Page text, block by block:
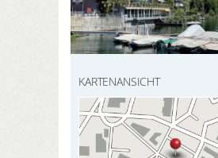
HIERANMELDEN
SUCHEN
KARTENANSICHT